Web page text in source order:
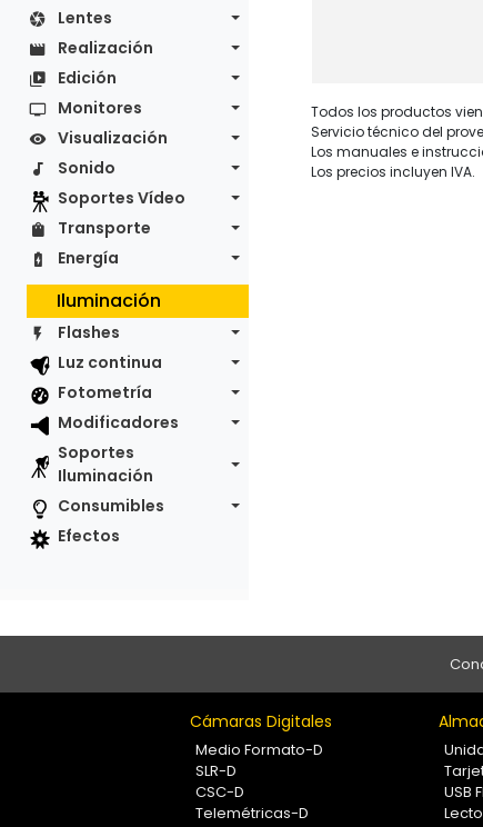
Lentes
Realización
Edición
Monitores
Visualización
Sonido
Soportes Vídeo
Transporte
Energía
Iluminación
Flashes
Luz continua
Fotometría
Modificadores
Soportes
Iluminación
Consumibles
Efectos
Todos los productos
Servicio técnico del
Los manuales e
Los precios incluyen IVA.
Cámaras Digitales
Medio Formato-D
SLR-D
CSC-D
Telemétricas-D
USB